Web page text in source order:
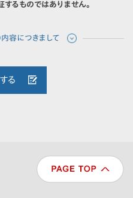
るものではありません。
る